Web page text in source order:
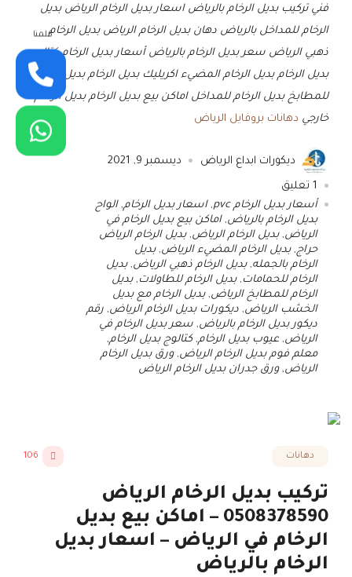
فني تركيب بديل الرخام بالرياض اسعار بديل الرخام الرياض بديل
الرخام للمداخل بالرياض دهان بديل الرخام الرياض بديل الرخام
ذهبي الرياض سعر بديل الرخام بالرياض أسعار بديل الرخام كتالوج
بديل الرخام بديل الرخام المضيء اكريليك بديل الرخام بديل الرخام
للمطابخ بديل الرخام للمداخل اماكن بيع بديل الرخام بديل الرخام
خارجي دهانات بروفايل الرياض
ديكورات ابداع الرياض ديسمبر 9, 2021
1 تعليق
أسعار بديل الرخام pvc
,اسعار بديل الرخام,الواح
بديل الرخام بالرياض,اماكن بيع بديل الرخام في
الرياض,بديل الرخام الرياض,بديل الرخام الرياض
حراج,بديل الرخام المضيء الرياض,بديل
الرخام بالجمله,بديل الرخام ذهبي الرياض,بديل
الرخام للحمامات ,بديل الرخام للطاولات ,بديل
الرخام للمطابخ الرياض,بديل الرخام مع بديل
الخشب الرياض, ديكورات بديل الرخام الرياض, رقم
ديكور بديل الرخام بالرياض, سعر بديل الرخام في
الرياض, عيوب بديل الرخام, كتالوج بديل الرخام,
معلم فوم بديل الرخام الرياض,ورق بديل الرخام
الرياض,ورق جدران بديل الرخام الرياض
دهانات 106
تركيب بديل الرخام الرياض
0508378590 – اماكن بيع بديل
الرخام في الرياض – اسعار بديل
الرخام بالرياض
كلمنا